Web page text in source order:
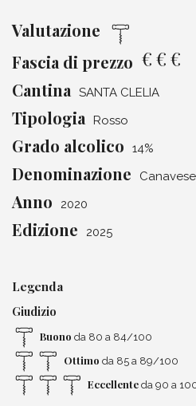
Valutazione
Fascia di prezzo €€€
Cantina SANTA CLELIA
Tipologia Rosso
Grado alcolico 14%
Denominazione
Anno 2020
Edizione 2025
Legenda
Giudizio
Buono da 80 a 84/100
Ottimo da 85 a 89/100
Eccellente da 90 a